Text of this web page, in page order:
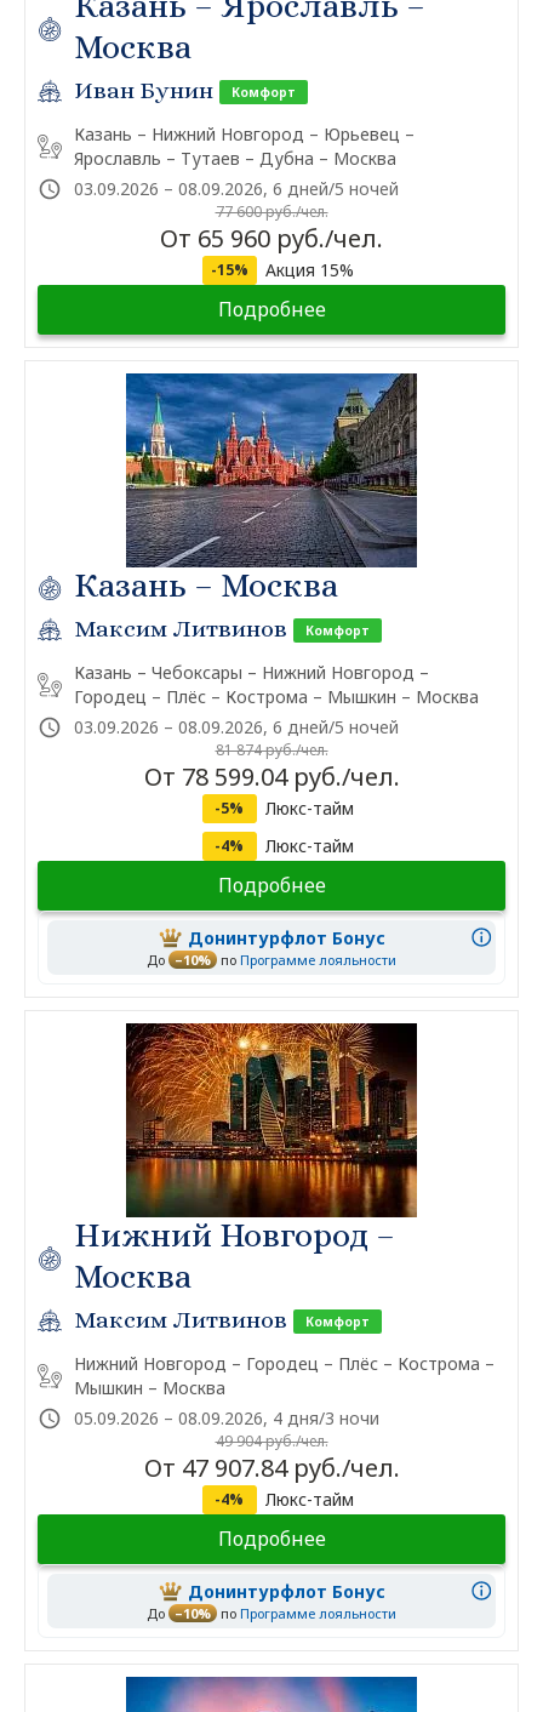
Москва
Иван Бунин Комфорт
Казань – Нижний Новгород – Юрьевец –
Ярославль – Тутаев – Дубна – Москва
03.09.2026 – 08.09.2026, 6 дней/5 ночей
77 600 руб./чел.
От 65 960 руб./чел.
-15% Акция 15%
Подробнее
Казань – Москва
Максим Литвинов Комфорт
Казань – Чебоксары – Нижний Новгород –
Городец – Плёс – Кострома – Мышкин – Москва
03.09.2026 – 08.09.2026, 6 дней/5 ночей
81 874 руб./чел.
От 78 599.04 руб./чел.
-5% Люкс-тайм
-4% Люкс-тайм
Подробнее
Донинтурфлот Бонус
До –10% по Программе лояльности
Нижний Новгород –
Москва
Максим Литвинов Комфорт
Нижний Новгород – Городец – Плёс – Кострома –
Мышкин – Москва
05.09.2026 – 08.09.2026, 4 дня/3 ночи
49 904 руб./чел.
От 47 907.84 руб./чел.
-4% Люкс-тайм
Подробнее
Донинтурфлот Бонус
До –10% по Программе лояльности